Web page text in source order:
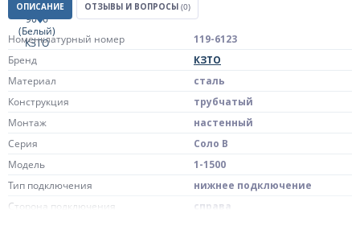
ОПИСАНИЕ ОТЗЫВЫ И ВОПРОСЫ (0)
Номенклатурный номер
119-6123
Бренд
КЗТО
Материал
сталь
Конструкция
трубчатый
Монтаж
настенный
Серия
Соло В
Модель
1-1500
Тип подключения
нижнее подключение
Сторона подключения
справа